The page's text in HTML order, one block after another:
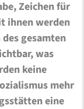
Zeichen für
ihnen werden
gesamten
was
keine
mehr
eine